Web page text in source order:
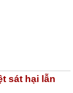
sát hại lẫn